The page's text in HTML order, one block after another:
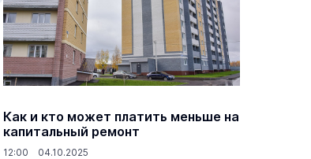
Как и кто может платить меньше на
капитальный ремонт
12:00 04.10.2025